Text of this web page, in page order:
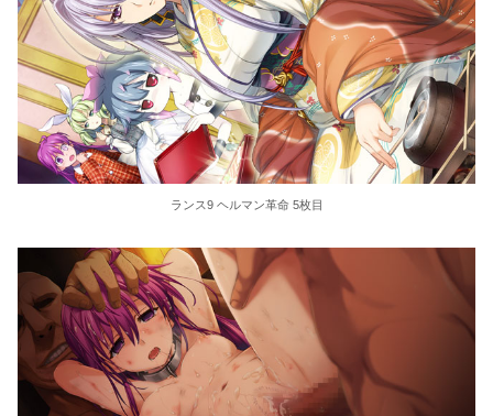
ランス9 ヘルマン革命 5枚目